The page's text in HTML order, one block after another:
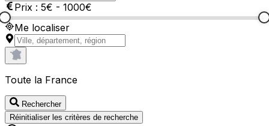
Prix : 5€ - 1000€
Me localiser
Toute la France
Rechercher
Réinitialiser les critères de recherche